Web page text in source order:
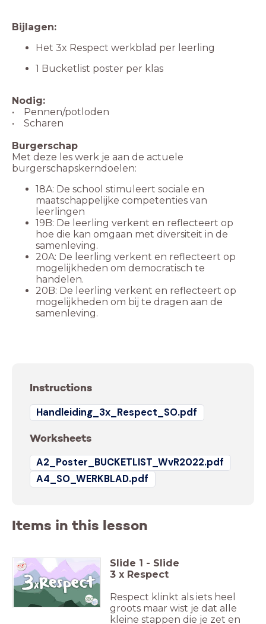
Bijlagen:
Het 3x Respect werkblad per leerling
1 Bucketlist poster per klas
Nodig:
• Pennen/potloden
• Scharen
Burgerschap
Met deze les werk je aan de actuele
burgerschapskerndoelen:
18A: De school stimuleert sociale en
maatschappelijke competenties van
leerlingen
19B: De leerling verkent en reflecteert op
hoe die kan omgaan met diversiteit in de
samenleving.
20A: De leerling verkent en reflecteert op
mogelijkheden om democratisch te
handelen.
20B: De leerling verkent en reflecteert op
mogelijkheden om bij te dragen aan de
samenleving.
Instructions
Handleiding_3x_Respect_SO.pdf
Worksheets
A2_Poster_BUCKETLIST_WvR2022.pdf
A4_SO_WERKBLAD.pdf
Items in this lesson
Slide 1 - Slide
3 x Respect
Respect klinkt als iets heel
groots maar wist je dat alle
kleine stappen die je zet en